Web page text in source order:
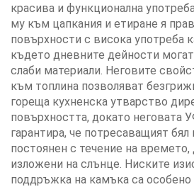
красива и функционална
му към цапкания и етиране я
повърхности с висока употреба
където дневните дейности
слаби материали. Неговите
към топлина позволяват
гореща кухненска утварство
повърхността, докато неговата
гарантира, че потресаващият
постоянен с течение на времето,
изложени на слънце. Ниските
поддръжка на камъка са особено